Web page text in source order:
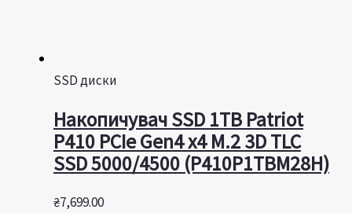
SSD диски
Накопичувач SSD 1TB Patriot
P410 PCIe Gen4 x4 M.2 3D TLC
SSD 5000/4500 (P410P1TBM28H)
₴7,699.00